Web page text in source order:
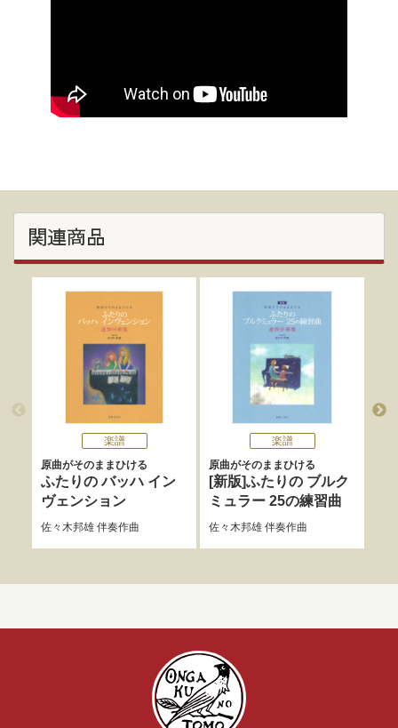
関連商品
楽譜
原曲がそのままひける
ふたりの バッハ イン
ヴェンション
佐々木邦雄伴奏作曲
楽譜
原曲がそのままひける
[新版]ふたりの ブルク
ミュラー 25の練習曲
佐々木邦雄伴奏作曲